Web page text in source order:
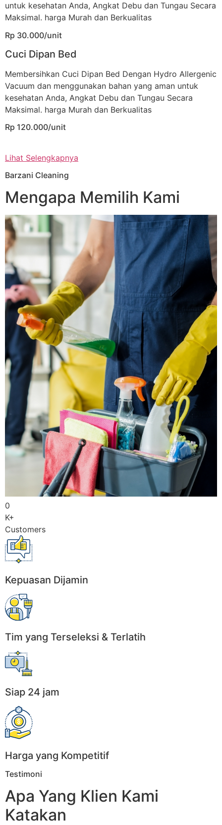
untuk kesehatan Anda, Angkat Debu dan Tungau Secara
Maksimal. harga Murah dan Berkualitas
Rp 30.000/unit
Cuci Dipan Bed
Membersihkan Cuci Dipan Bed Dengan Hydro Allergenic
Vacuum dan menggunakan bahan yang aman untuk
kesehatan Anda, Angkat Debu dan Tungau Secara
Maksimal. harga Murah dan Berkualitas
Rp 120.000/unit
Lihat Selengkapnya
Barzani Cleaning
Mengapa Memilih Kami
0
K+
Customers
Kepuasan Dijamin
Tim yang Terseleksi & Terlatih
Siap 24 jam
Harga yang Kompetitif
Testimoni
Apa Yang Klien Kami
Katakan